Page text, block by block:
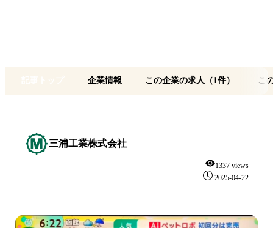
企業情報 この企業の求人（1件） こ
三浦工業株式会社
1337 views
2025-04-22